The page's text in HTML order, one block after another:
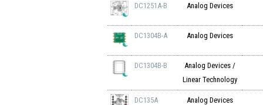
DC1251A-B Analog Devices
DC1304B-A Analog Devices
DC1304B-B
Analog Devices /
Linear Technology
DC135A Analog Devices